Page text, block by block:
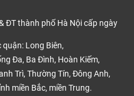
ĐT thành phố Hà Nội cấp ngày
Long Biên,
Đa, Ba Đình, Hoàn Kiếm,
Trì, Thường Tín, Đông Anh,
miền Bắc, miền Trung.